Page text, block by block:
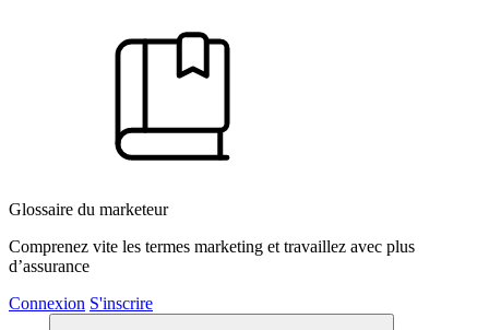
Glossaire du marketeur
Comprenez vite les termes marketing et travaillez avec plus
d’assurance
Connexion S'inscrire